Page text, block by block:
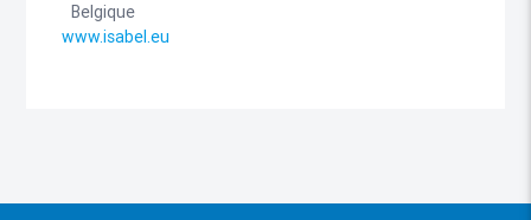
Belgique
www.isabel.eu